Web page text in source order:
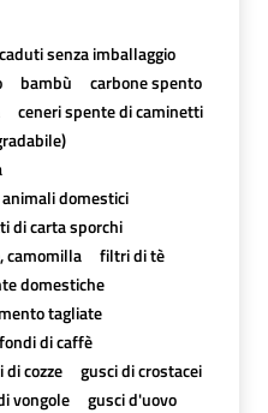
senza imballaggio
bambù
carbone spento
ceneri spente di caminetti
domestici
di carta sporchi
camomilla
filtri di tè
domestiche
tagliate
fondi di caffè
di cozze
gusci di crostacei
vongole
gusci d'uovo